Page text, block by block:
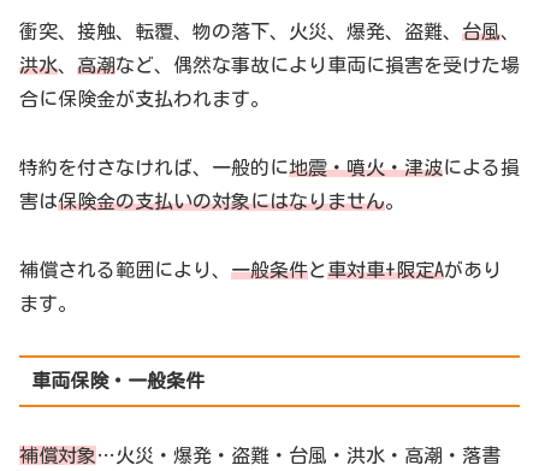
衝突、接触、転覆、物の落下、火災、爆発、盗難、 台風、
洪水、 高潮など、偶然な事故により車両に損害を受けた場
合に保険金が支払われます。
特約を付さなければ、一般的に地震・噴火・津波による損
害は保険金の支払いの対象にはなりません。
補償される範囲により、 一般条件と車対車+限定Aがあり
ます。
車両保険・一般条件
補償対象 …火災・爆発・盗難・台風・洪水・高潮・落書